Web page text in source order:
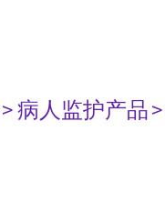
> 病人监护产品